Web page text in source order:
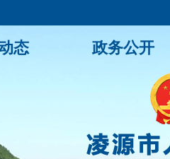
态 政务公开